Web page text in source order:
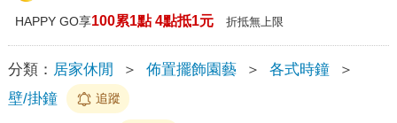
HAPPY GO享100累1點 4點抵1元 折抵無上限
分類： 居家休閒 ＞ 佈置擺飾園藝 ＞ 各式時鐘
＞
壁/掛鐘
追蹤